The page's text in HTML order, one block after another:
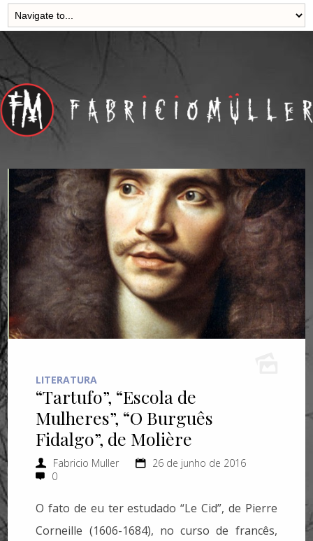
LITERATURA
“Tartufo”, “Escola de
Mulheres”, “O Burguês
Fidalgo”, de Molière
Fabricio Muller
26 de junho de 2016
0
O fato de eu ter estudado “Le Cid”, de Pierre
Corneille (1606-1684), no curso de francês,